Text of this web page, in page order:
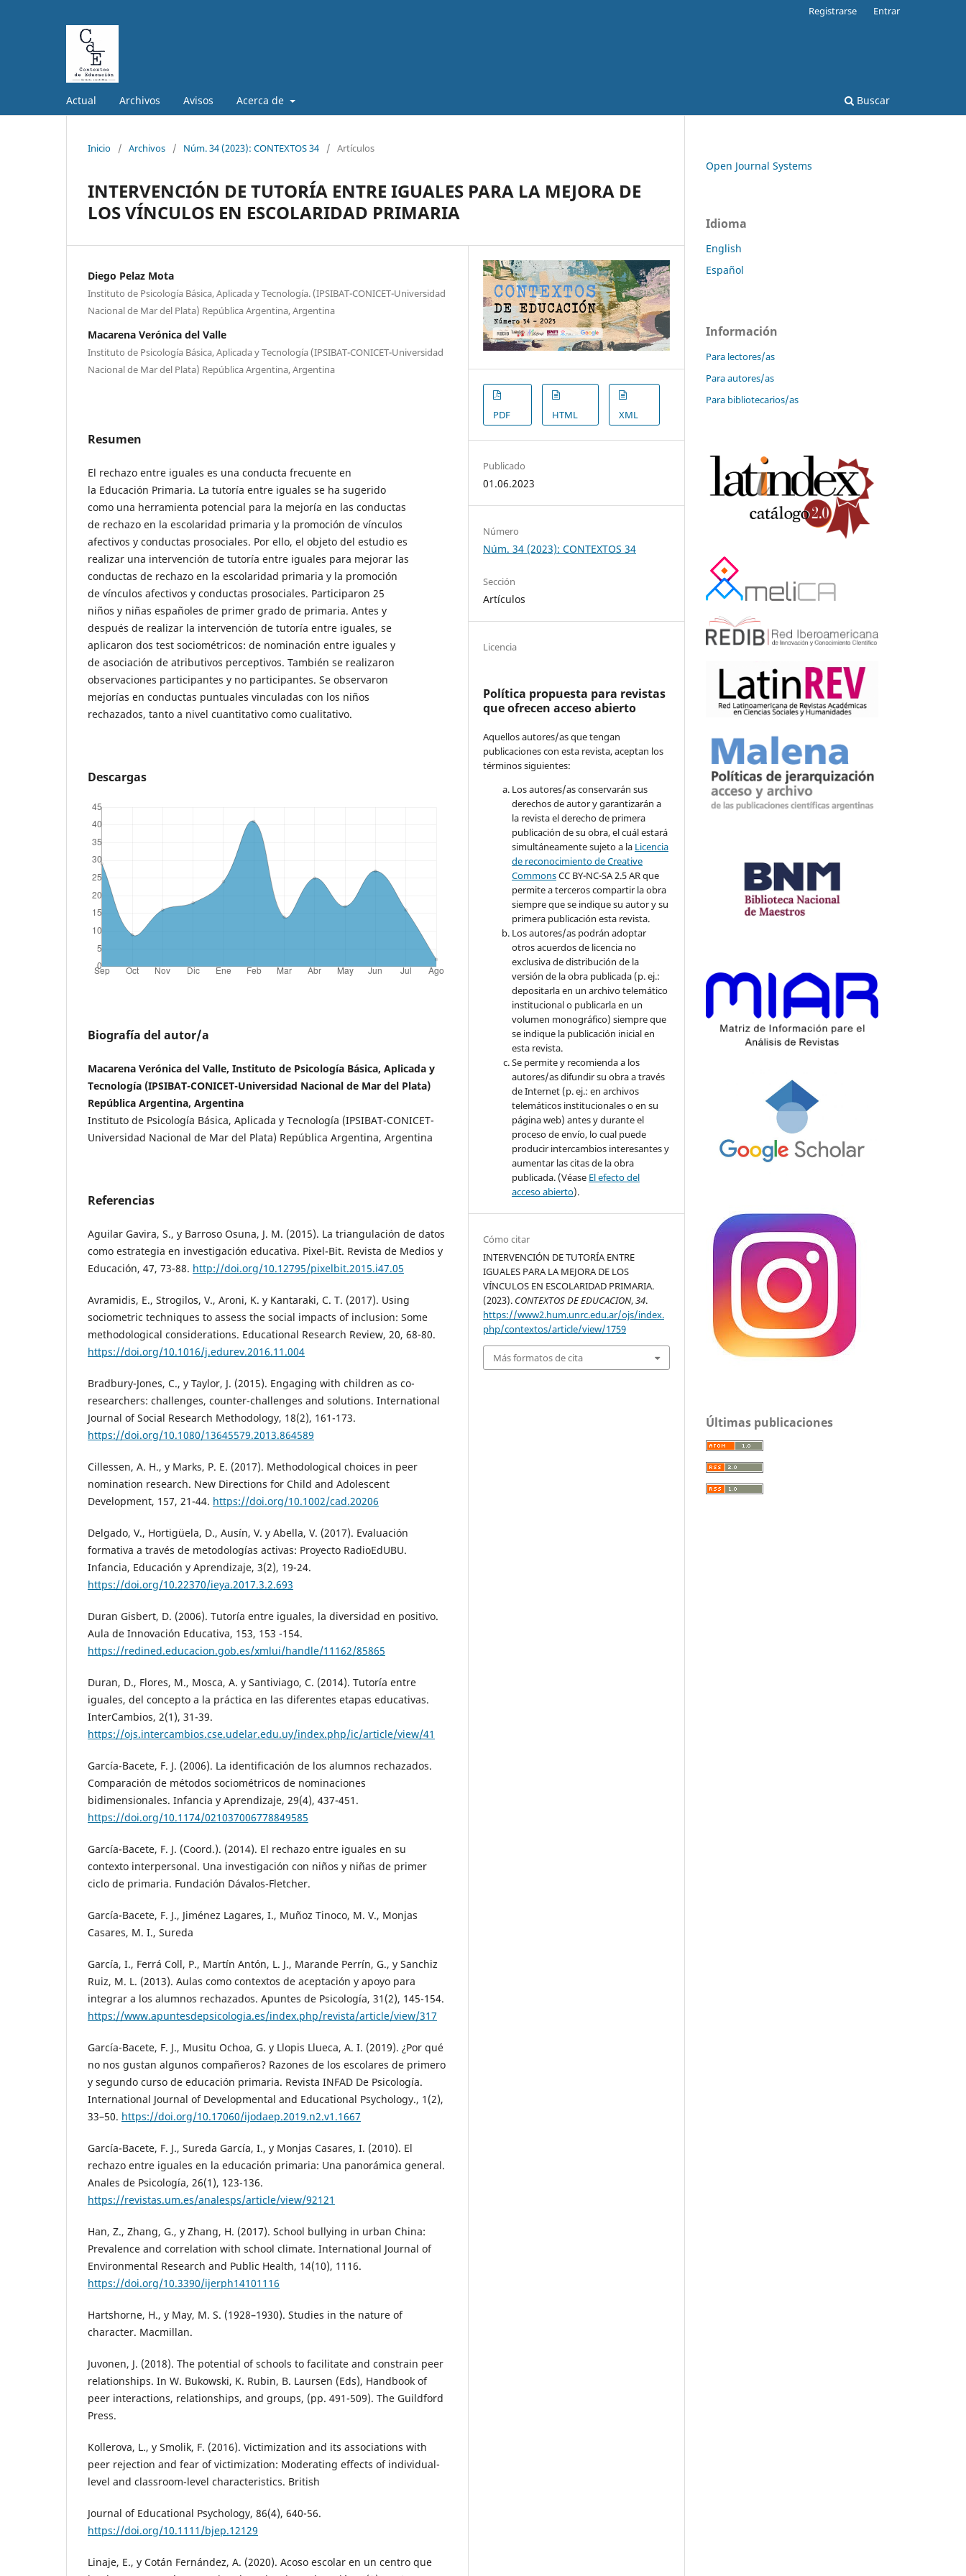
Actual Archivos Avisos Acerca de Buscar
Registrarse Entrar
Inicio / Archivos / Núm. 34 (2023): CONTEXTOS 34 / Artículos
INTERVENCIÓN DE TUTORÍA ENTRE IGUALES PARA LA MEJORA DE
LOS VÍNCULOS EN ESCOLARIDAD PRIMARIA
Diego Pelaz Mota
Instituto de Psicología Básica, Aplicada y Tecnología. (IPSIBAT-CONICET-Universidad
Nacional de Mar del Plata) República Argentina, Argentina
Macarena Verónica del Valle
Instituto de Psicología Básica, Aplicada y Tecnología (IPSIBAT-CONICET-Universidad
Nacional de Mar del Plata) República Argentina, Argentina
Resumen
El rechazo entre iguales es una conducta frecuente en
la Educación Primaria. La tutoría entre iguales se ha sugerido
como una herramienta potencial para la mejoría en las conductas
de rechazo en la escolaridad primaria y la promoción de vínculos
afectivos y conductas prosociales. Por ello, el objeto del estudio es
realizar una intervención de tutoría entre iguales para mejorar las
conductas de rechazo en la escolaridad primaria y la promoción
de vínculos afectivos y conductas prosociales. Participaron 25
niños y niñas españoles de primer grado de primaria. Antes y
después de realizar la intervención de tutoría entre iguales, se
aplicaron dos test sociométricos: de nominación entre iguales y
de asociación de atributivos perceptivos. También se realizaron
observaciones participantes y no participantes. Se observaron
mejorías en conductas puntuales vinculadas con los niños
rechazados, tanto a nivel cuantitativo como cualitativo.
Descargas
Biografía del autor/a
Macarena Verónica del Valle, Instituto de Psicología Básica, Aplicada y
Tecnología (IPSIBAT-CONICET-Universidad Nacional de Mar del Plata)
República Argentina, Argentina
Instituto de Psicología Básica, Aplicada y Tecnología (IPSIBAT-CONICET-
Universidad Nacional de Mar del Plata) República Argentina, Argentina
Referencias
Aguilar Gavira, S., y Barroso Osuna, J. M. (2015). La triangulación de datos
como estrategia en investigación educativa. Pixel-Bit. Revista de Medios y
Educación, 47, 73-88. http://doi.org/10.12795/pixelbit.2015.i47.05
Avramidis, E., Strogilos, V., Aroni, K. y Kantaraki, C. T. (2017). Using
sociometric techniques to assess the social impacts of inclusion: Some
methodological considerations. Educational Research Review, 20, 68-80.
https://doi.org/10.1016/j.edurev.2016.11.004
Bradbury-Jones, C., y Taylor, J. (2015). Engaging with children as co-
researchers: challenges, counter-challenges and solutions. International
Journal of Social Research Methodology, 18(2), 161-173.
https://doi.org/10.1080/13645579.2013.864589
Cillessen, A. H., y Marks, P. E. (2017). Methodological choices in peer
nomination research. New Directions for Child and Adolescent
Development, 157, 21-44. https://doi.org/10.1002/cad.20206
Delgado, V., Hortigüela, D., Ausín, V. y Abella, V. (2017). Evaluación
formativa a través de metodologías activas: Proyecto RadioEdUBU.
Infancia, Educación y Aprendizaje, 3(2), 19-24.
https://doi.org/10.22370/ieya.2017.3.2.693
Duran Gisbert, D. (2006). Tutoría entre iguales, la diversidad en positivo.
Aula de Innovación Educativa, 153, 153 -154.
https://redined.educacion.gob.es/xmlui/handle/11162/85865
Duran, D., Flores, M., Mosca, A. y Santiviago, C. (2014). Tutoría entre
iguales, del concepto a la práctica en las diferentes etapas educativas.
InterCambios, 2(1), 31-39.
https://ojs.intercambios.cse.udelar.edu.uy/index.php/ic/article/view/41
García-Bacete, F. J. (2006). La identificación de los alumnos rechazados.
Comparación de métodos sociométricos de nominaciones
bidimensionales. Infancia y Aprendizaje, 29(4), 437-451.
https://doi.org/10.1174/021037006778849585
García-Bacete, F. J. (Coord.). (2014). El rechazo entre iguales en su
contexto interpersonal. Una investigación con niños y niñas de primer
ciclo de primaria. Fundación Dávalos-Fletcher.
García-Bacete, F. J., Jiménez Lagares, I., Muñoz Tinoco, M. V., Monjas
Casares, M. I., Sureda
García, I., Ferrá Coll, P., Martín Antón, L. J., Marande Perrín, G., y Sanchiz
Ruiz, M. L. (2013). Aulas como contextos de aceptación y apoyo para
integrar a los alumnos rechazados. Apuntes de Psicología, 31(2), 145-154.
https://www.apuntesdepsicologia.es/index.php/revista/article/view/317
García-Bacete, F. J., Musitu Ochoa, G. y Llopis Llueca, A. I. (2019). ¿Por qué
no nos gustan algunos compañeros? Razones de los escolares de primero
y segundo curso de educación primaria. Revista INFAD De Psicología.
International Journal of Developmental and Educational Psychology., 1(2),
33–50. https://doi.org/10.17060/ijodaep.2019.n2.v1.1667
García-Bacete, F. J., Sureda García, I., y Monjas Casares, I. (2010). El
rechazo entre iguales en la educación primaria: Una panorámica general.
Anales de Psicología, 26(1), 123-136.
https://revistas.um.es/analesps/article/view/92121
Han, Z., Zhang, G., y Zhang, H. (2017). School bullying in urban China:
Prevalence and correlation with school climate. International Journal of
Environmental Research and Public Health, 14(10), 1116.
https://doi.org/10.3390/ijerph14101116
Hartshorne, H., y May, M. S. (1928–1930). Studies in the nature of
character. Macmillan.
Juvonen, J. (2018). The potential of schools to facilitate and constrain peer
relationships. In W. Bukowski, K. Rubin, B. Laursen (Eds), Handbook of
peer interactions, relationships, and groups, (pp. 491-509). The Guildford
Press.
Kollerova, L., y Smolik, F. (2016). Victimization and its associations with
peer rejection and fear of victimization: Moderating effects of individual-
level and classroom-level characteristics. British
Journal of Educational Psychology, 86(4), 640-56.
https://doi.org/10.1111/bjep.12129
Linaje, E., y Cotán Fernández, A. (2020). Acoso escolar en un centro que
PDF HTML XML
Publicado
01.06.2023
Número
Núm. 34 (2023): CONTEXTOS 34
Sección
Artículos
Licencia
Política propuesta para revistas
que ofrecen acceso abierto
Aquellos autores/as que tengan
publicaciones con esta revista, aceptan los
términos siguientes:
Los autores/as conservarán sus
derechos de autor y garantizarán a
la revista el derecho de primera
publicación de su obra, el cuál estará
simultáneamente sujeto a la Licencia
de reconocimiento de Creative
CommonsCC BY-NC-SA 2.5 AR que
permite a terceros compartir la obra
siempre que se indique su autor y su
primera publicación esta revista.
Los autores/as podrán adoptar
otros acuerdos de licencia no
exclusiva de distribución de la
versión de la obra publicada (p. ej.:
depositarla en un archivo telemático
institucional o publicarla en un
volumen monográfico) siempre que
se indique la publicación inicial en
esta revista.
Se permite y recomienda a los
autores/as difundir su obra a través
de Internet (p. ej.: en archivos
telemáticos institucionales o en su
página web) antes y durante el
proceso de envío, lo cual puede
producir intercambios interesantes y
aumentar las citas de la obra
publicada. (Véase El efecto del
acceso abierto).
Cómo citar
INTERVENCIÓN DE TUTORÍA ENTRE
IGUALES PARA LA MEJORA DE LOS
VÍNCULOS EN ESCOLARIDAD PRIMARIA.
(2023). CONTEXTOS DE EDUCACION,34.
https://www2.hum.unrc.edu.ar/ojs/index.
php/contextos/article/view/1759
Más formatos de cita
Open Journal Systems
Idioma
English
Español
Información
Para lectores/as
Para autores/as
Para bibliotecarios/as
Últimas publicaciones